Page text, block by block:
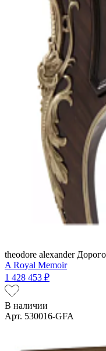
theodore alexander
A Royal Memoir
1 428 453 ₽
В наличии
Арт. 530016-GFA